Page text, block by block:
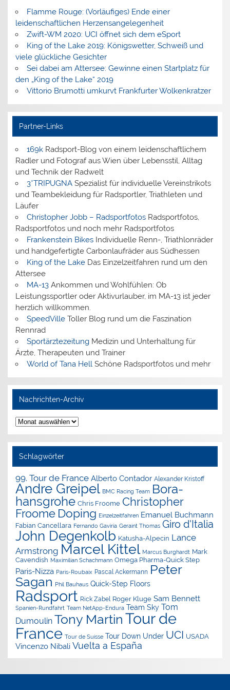
Flamme Rouge: (Vorläufiges) Ende einer
leidenschaftlichen Herzensangelegenheit
Zwift-WM 2020: UCI öffnet sich dem eSport
King of the Lake 2019: Königswetter, Schweiß und
viele glückliche Gesichter
Sei dabei am Attersee: Gewinne einen Startplatz für
den „King of the Lake“ 2019
Vittorio Brumotti umkurvt Frankfurter Wolkenkratzer
Partner-Links
169kRadsport-Blog von einem leidenschaftlichem
Radler und Fotograf aus Wien über Lebensstil, Alltag
und Technik der Radwelt
3*TRIPUGNASpezialist für individuelle Vereinstrikots
und Teambekleidung für Radsportler, Triathleten und
Läufer
Christopher Jobb – RadsportfotosRadsportfotos,
Radsportfotos und noch mehr Radsportfotos
Frankenstein BikesIndividuelle Renn-, Triathlonräder
und handgefertigte Carbonlaufräder aus Südhessen
King of the LakeDas Einzelzeitfahren rund um den
Attersee
MA-13Ankommen und Wohlfühlen: Ob
Leistungssportler oder Aktivurlauber, im MA-13 ist jeder
herzlich willkommen.
SpeedVilleToller Blog rund um die Faszination
Rennrad
SportärztezeitungMedizin und Unterhaltung für
Ärzte, Therapeuten und Trainer
World of Tana Hell Schöne Radsportfotos und mehr
Nachrichten-Archiv
Nachrichten-
Archiv
Schlagwörter
99. Tour de France Alberto Contador Alexander Kristoff
Andre Greipel BMC Racing Team Bora-
hansgrohe Chris Froome Christopher
Froome Doping Einzelzeitfahren Emanuel Buchmann
Fabian Cancellara Fernando Gaviria Geraint Thomas Giro d'Italia
John Degenkolb Katusha-Alpecin Lance
Armstrong Marcel Kittel Marcus Burghardt Mark
Cavendish Maximilian Schachmann Omega Pharma-Quick Step
Paris-Nizza Paris-Roubaix Pascal Ackermann Peter
Sagan Phil Bauhaus Quick-Step Floors
Radsport Rick Zabel Roger Kluge Sam Bennett
Spanien-Rundfahrt Team NetApp-Endura Team Sky Tom
Dumoulin Tony Martin Tour de
France Tour de Suisse Tour Down Under UCI USADA
Vincenzo Nibali Vuelta a España